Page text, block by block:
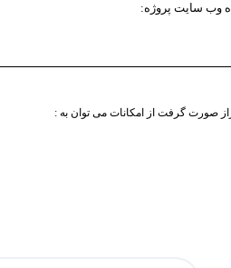
وب سایت پروژه:
هراز صورت گرفت از امکانات می توان به :